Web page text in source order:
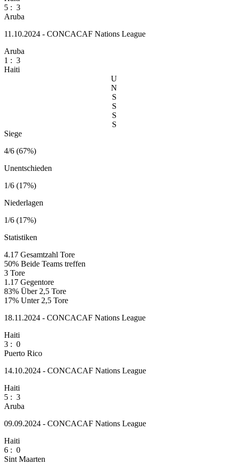
5 : 3
Aruba
11.10.2024 - CONCACAF Nations League
Aruba
1 : 3
Haiti
U
N
S
S
S
S
Siege
4/6 (67%)
Unentschieden
1/6 (17%)
Niederlagen
1/6 (17%)
Statistiken
4.17 Gesamtzahl Tore
50% Beide Teams treffen
3 Tore
1.17 Gegentore
83% Über 2,5 Tore
17% Unter 2,5 Tore
18.11.2024 - CONCACAF Nations League
Haiti
3 : 0
Puerto Rico
14.10.2024 - CONCACAF Nations League
Haiti
5 : 3
Aruba
09.09.2024 - CONCACAF Nations League
Haiti
6 : 0
Sint Maarten